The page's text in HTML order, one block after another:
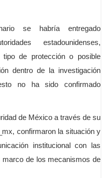
se habría entregado
estadounidenses,
tipo de protección o posible
dentro de la investigación
no ha sido confirmado
de México a través de su
confirmaron la situación y
institucional con las
de los mecanismos de